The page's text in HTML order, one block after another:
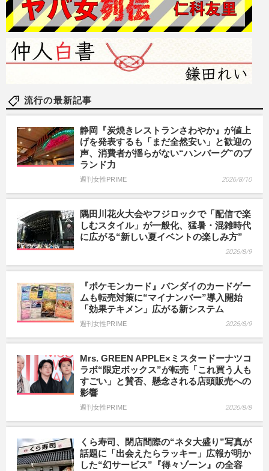
流行の最新記事
静岡『炭焼きレストランさわやか』が値上
げを発表するも「まだ全然安い」と歓迎の
声、消費者が揺らがない“ハンバーグ”のブ
ランド力
週刊女性PRIME 2026/8/10
隅田川花火大会やフジロックで「配信で楽
しむスタイル」が一般化、猛暑・混雑時代
に広がる“新しい夏イベントの楽しみ方”
2026/8/9
『ポケモンカード』バンダイのカードゲー
ムも転売対策に“マイナンバー”導入開始
「効果テキメン」広がる新システム
週刊女性PRIME 2026/8/9
Mrs. GREEN APPLE×ミスタードーナツコ
ラボ“限定ボックス”が転売「これ買う人も
すごい」と賛否、懸念される店頭販売への
影響
週刊女性PRIME 2026/8/8
くら寿司、閉店間際の“ネタ大盛り”写真が
話題に「出会えたらラッキー」広報が明か
した“幻サービス”『得々ゾーン』の全容